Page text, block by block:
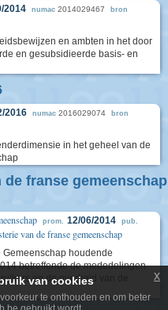
2014 numac 2014029467 bron
en ambten in het door
en gesubsidieerde basis- en
2016 numac 2016029074 bron
in het geheel van de
franse gemeenschap
prom. 12/06/2014 pub.
van de franse gemeenschap
houdende
betreffende de mededelingen
en de overheid van de
van cookies
te onthouden en om beter
x